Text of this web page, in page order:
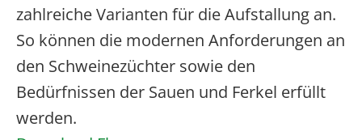
zahlreiche Varianten für die Aufstallung an.
So können die modernen Anforderungen an
den Schweinezüchter sowie den
Bedürfnissen der Sauen und Ferkel erfüllt
werden.